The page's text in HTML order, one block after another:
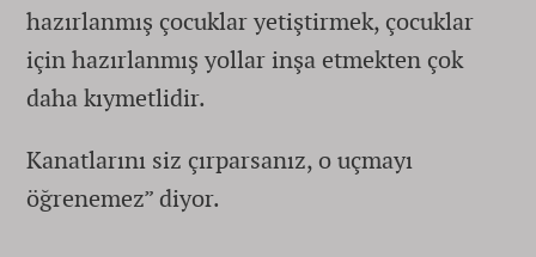
hazırlanmış çocuklar yetiştirmek, çocuklar
için hazırlanmış yollar inşa etmekten çok
daha kıymetlidir.
Kanatlarını siz çırparsanız, o uçmayı
öğrenemez” diyor.